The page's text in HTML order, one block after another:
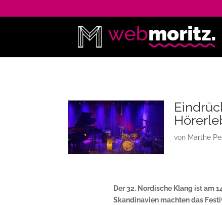
von Marthe
Der 32. Nordische Klang ist am
Skandinavien machten das